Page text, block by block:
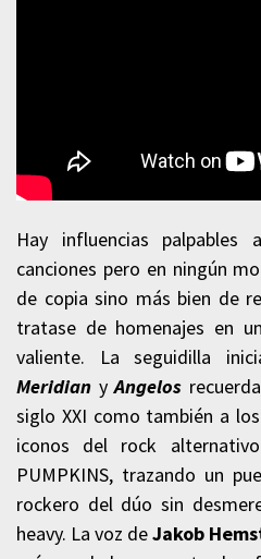
Hay influencias
canciones pero en ningún
de copia sino más bien de
tratase de homenajes en
valiente. La seguidilla
Meridian yAngelos
siglo XXI como también a
iconos del rock
PUMPKINS, trazando un
rockero del dúo sin
heavy. La voz deJakob